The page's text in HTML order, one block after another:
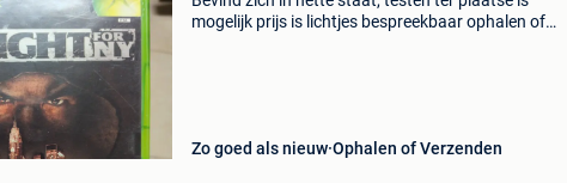
mogelijk prijs is lichtjes bespreekbaar ophalen of
Zo goed als nieuw Ophalen of Verzenden